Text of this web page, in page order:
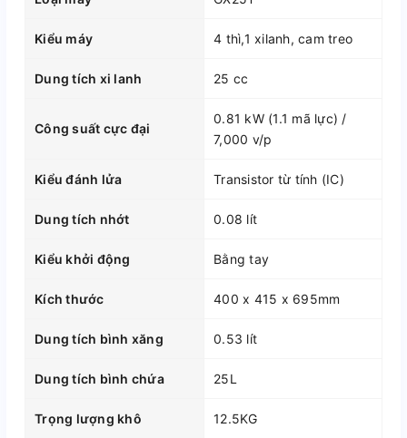
Kiểu máy 4 thì,1 xilanh, cam treo
Dung tích xi lanh 25 cc
Công suất cực đại
0.81 kW (1.1 mã lực) /
7,000 v/p
Kiểu đánh lửa Transistor từ tính (IC)
Dung tích nhớt 0.08 lít
Kiểu khởi động Bằng tay
Kích thước 400 x 415 x 695mm
Dung tích bình xăng 0.53 lít
Dung tích bình chứa 25L
Trọng lượng khô 12.5KG